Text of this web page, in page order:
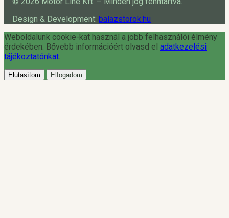
Design & Development: balazstorok.hu
Weboldalunk cookie-kat használ a jobb felhasználói élmény
érdekében. Bővebb információért olvasd el adatkezelési
tájékoztatónkat
Elutasítom Elfogadom